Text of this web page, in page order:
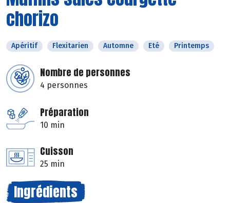
chorizo
Apéritif Flexitarien Automne Eté Printemps
Nombre de personnes
4 personnes
Préparation
10 min
Cuisson
25 min
Ingrédients